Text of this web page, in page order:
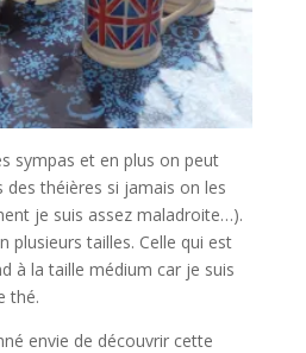
sympas et en plus on peut
des théières si jamais on les
je suis assez maladroite…).
plusieurs tailles. Celle qui est
à la taille médium car je suis
thé.
envie de découvrir cette